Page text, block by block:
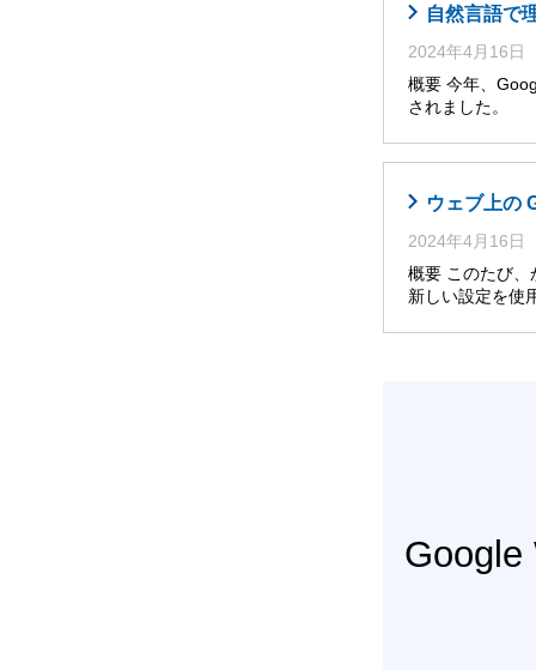
自然言語で
2024年4月16日
概要 今年、
されました。
ウェブ上の
2024年4月16日
概要 このたび、
新しい設定を使
Google